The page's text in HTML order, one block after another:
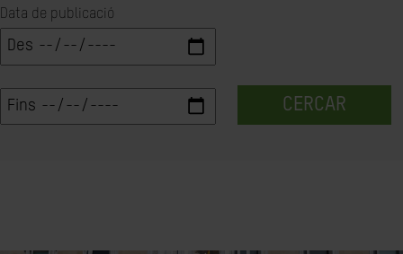
Data de publicació
CERCAR